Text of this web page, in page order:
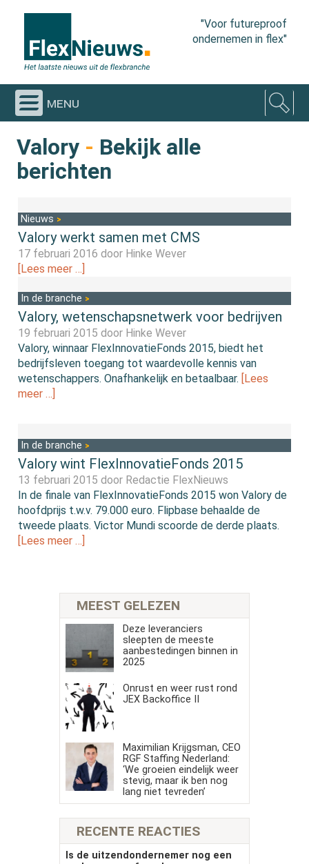
"Voor futureproof
ondernemen in flex"
menu
Valory - Bekijk alle
berichten
Nieuws
Valory werkt samen met CMS
17 februari 2016 door Hinke Wever
[Lees meer …]
In de branche
Valory, wetenschapsnetwerk voor bedrijven
19 februari 2015 door Hinke Wever
Valory, winnaar FlexInnovatieFonds 2015, biedt het
bedrijfsleven toegang tot waardevolle kennis van
wetenschappers. Onafhankelijk en betaalbaar. [Lees
meer …]
In de branche
Valory wint FlexInnovatieFonds 2015
13 februari 2015 door Redactie FlexNieuws
In de finale van FlexInnovatieFonds 2015 won Valory de
hoofdprijs t.w.v. 79.000 euro. Flipbase behaalde de
tweede plaats. Victor Mundi scoorde de derde plaats.
[Lees meer …]
MEEST GELEZEN
Deze leveranciers
sleepten de meeste
aanbestedingen binnen in
2025
Onrust en weer rust rond
JEX Backoffice II
Maximilian Krijgsman, CEO
RGF Staffing Nederland:
‘We groeien eindelijk weer
stevig, maar ik ben nog
lang niet tevreden’
RECENTE REACTIES
Is de uitzendondernemer nog een